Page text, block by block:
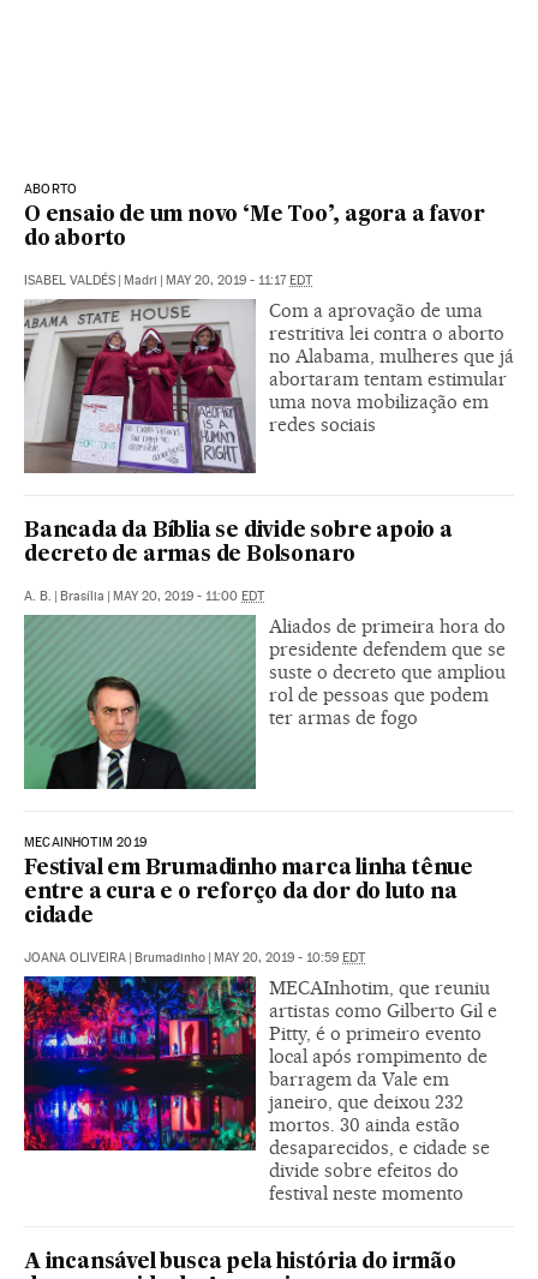
ABORTO
O ensaio de um novo ‘Me Too’, agora a favor
do aborto
ISABEL VALDÉS | Madri | MAY 20, 2019 - 11:17EDT
Com a aprovação de uma
restritiva lei contra o aborto
no Alabama, mulheres que já
abortaram tentam estimular
uma nova mobilização em
redes sociais
Bancada da Bíblia se divide sobre apoio a
decreto de armas de Bolsonaro
A. B. | Brasília | MAY 20, 2019 - 11:00 EDT
Aliados de primeira hora do
presidente defendem que se
suste o decreto que ampliou
rol de pessoas que podem
ter armas de fogo
MECAINHOTIM 2019
Festival em Brumadinho marca linha tênue
entre a cura e o reforço da dor do luto na
cidade
JOANA OLIVEIRA | Brumadinho | MAY 20, 2019 - 10:59 EDT
MECAInhotim, que reuniu
artistas como Gilberto Gil e
Pitty, é o primeiro evento
local após rompimento de
barragem da Vale em
janeiro, que deixou 232
mortos. 30 ainda estão
desaparecidos, e cidade se
divide sobre efeitos do
festival neste momento
A incansável busca pela história do irmão